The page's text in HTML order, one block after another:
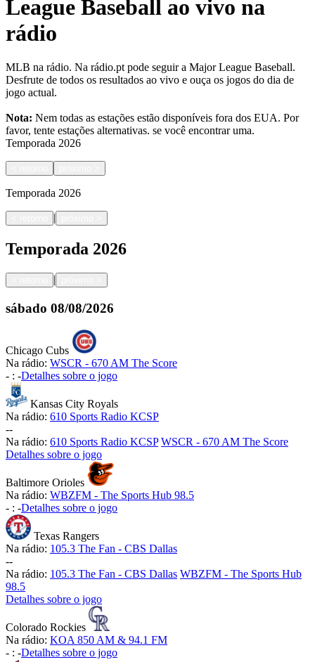
League Baseball ao vivo na
rádio
MLB na rádio. Na rádio.pt pode seguir a Major League Baseball.
Desfrute de todos os resultados ao vivo e ouça os jogos do dia de
jogo actual.
Nota: Nem todas as estações estão disponíveis fora dos EUA. Por
favor, tente estações alternativas. se você encontrar uma.
Temporada 2026
Temporada 2026
|
Temporada 2026
|
sábado 08/08/2026
Chicago Cubs
Na rádio: WSCR - 670 AM The Score
- : -Detalhes sobre o jogo
Kansas City Royals
Na rádio: 610 Sports Radio KCSP
--
Na rádio: 610 Sports Radio KCSP WSCR - 670 AM The Score
Detalhes sobre o jogo
Baltimore Orioles
Na rádio: WBZFM - The Sports Hub 98.5
- : -Detalhes sobre o jogo
Texas Rangers
Na rádio: 105.3 The Fan - CBS Dallas
--
Na rádio: 105.3 The Fan - CBS Dallas WBZFM - The Sports Hub
98.5
Detalhes sobre o jogo
Colorado Rockies
Na rádio: KOA 850 AM & 94.1 FM
- : -Detalhes sobre o jogo